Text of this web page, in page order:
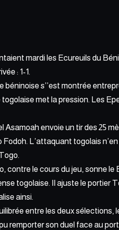
mardi les Ecureuils du
: 1-1.
béninoise s’’est montrée
met la pression. Les
Asamoah envoie un tir des 25
L’attaquant togolais
contre le cours du jeu, sonne le
togolaise. Il ajuste le portier
ainsi.
entre les deux sélections,
remporter son duel face au